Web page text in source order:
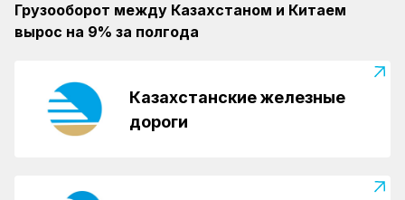
Грузооборот между Казахстаном и Китаем
вырос на 9% за полгода
Казахстанские железные
дороги